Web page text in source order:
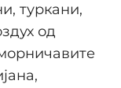
туркани,
од